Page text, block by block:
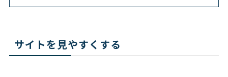
サイトを見やすくする